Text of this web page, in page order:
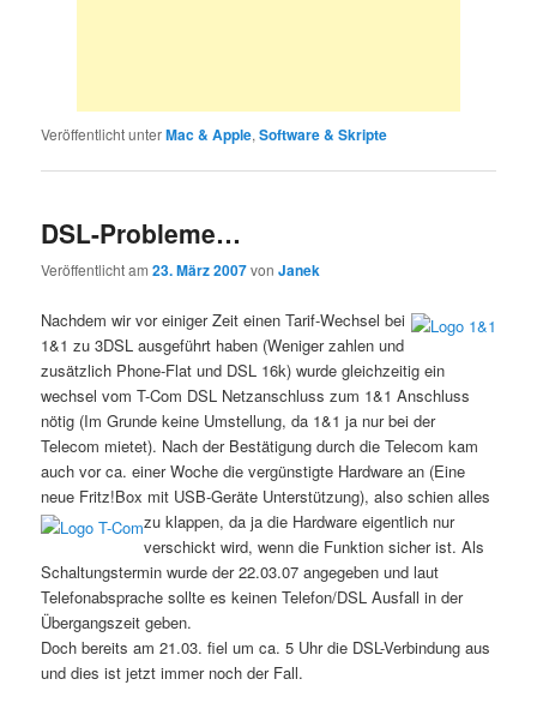
Veröffentlicht unterMac & Apple,Software & Skripte
DSL-Probleme…
Veröffentlicht am23. März 2007vonJanek
Nachdem wir vor einiger Zeit einen Tarif-Wechsel bei
1&1 zu 3DSL ausgeführt haben (Weniger zahlen und
zusätzlich Phone-Flat und DSL 16k) wurde gleichzeitig ein
wechsel vom T-Com DSL Netzanschluss zum 1&1 Anschluss
nötig (Im Grunde keine Umstellung, da 1&1 ja nur bei der
Telecom mietet). Nach der Bestätigung durch die Telecom kam
auch vor ca. einer Woche die vergünstigte Hardware an (Eine
neue Fritz!Box mit USB-Geräte Unterstützung), also schien alles
zu klappen,da ja die Hardware eigentlich nur
verschickt wird, wenn die Funktion sicher ist. Als
Schaltungstermin wurde der 22.03.07 angegeben und laut
Telefonabsprache sollte es keinen Telefon/DSL Ausfall in der
Übergangszeit geben.
Doch bereits am 21.03. fiel um ca. 5 Uhr die DSL-Verbindung aus
und dies ist jetzt immer noch der Fall.